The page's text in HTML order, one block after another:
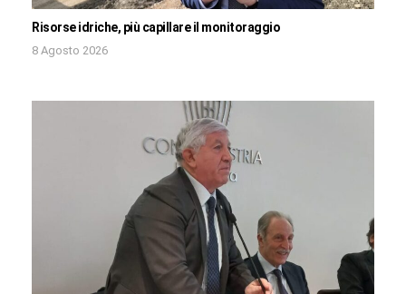
Risorse idriche, più capillare il monitoraggio
8 Agosto 2026